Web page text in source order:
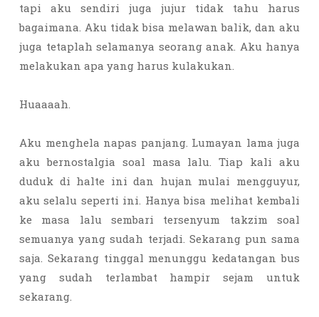
tapi aku sendiri juga jujur tidak tahu harus
bagaimana. Aku tidak bisa melawan balik, dan aku
juga tetaplah selamanya seorang anak. Aku hanya
melakukan apa yang harus kulakukan.
Huaaaah.
Aku menghela napas panjang. Lumayan lama juga
aku bernostalgia soal masa lalu. Tiap kali aku
duduk di halte ini dan hujan mulai mengguyur,
aku selalu seperti ini. Hanya bisa melihat kembali
ke masa lalu sembari tersenyum takzim soal
semuanya yang sudah terjadi. Sekarang pun sama
saja. Sekarang tinggal menunggu kedatangan bus
yang sudah terlambat hampir sejam untuk
sekarang.